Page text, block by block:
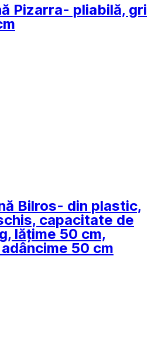
Pizarra- pliabilă, gri
Bilros- din plastic,
capacitate de
lățime 50 cm,
50 cm